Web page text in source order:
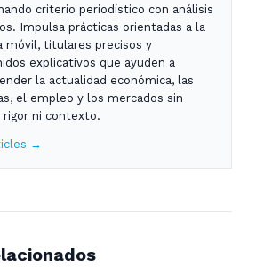
criterio periodístico con análisis
Impulsa prácticas orientadas a la
móvil, titulares precisos y
explicativos que ayuden a
la actualidad económica, las
el empleo y los mercados sin
rigor ni contexto.
→